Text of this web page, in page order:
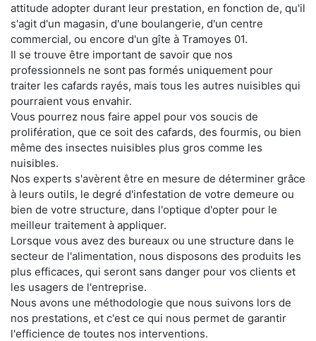
attitude adopter durant leur prestation, en fonction de, qu'il
s'agit d'un magasin, d'une boulangerie, d'un centre
commercial, ou encore d'un gîte à Tramoyes 01.
Il se trouve être important de savoir que nos
professionnels ne sont pas formés uniquement pour
traiter les cafards rayés, mais tous les autres nuisibles qui
pourraient vous envahir.
Vous pourrez nous faire appel pour vos soucis de
prolifération, que ce soit des cafards, des fourmis, ou bien
même des insectes nuisibles plus gros comme les
nuisibles.
Nos experts s'avèrent être en mesure de déterminer grâce
à leurs outils, le degré d'infestation de votre demeure ou
bien de votre structure, dans l'optique d'opter pour le
meilleur traitement à appliquer.
Lorsque vous avez des bureaux ou une structure dans le
secteur de l'alimentation, nous disposons des produits les
plus efficaces, qui seront sans danger pour vos clients et
les usagers de l'entreprise.
Nous avons une méthodologie que nous suivons lors de
nos prestations, et c'est ce qui nous permet de garantir
l'efficience de toutes nos interventions.